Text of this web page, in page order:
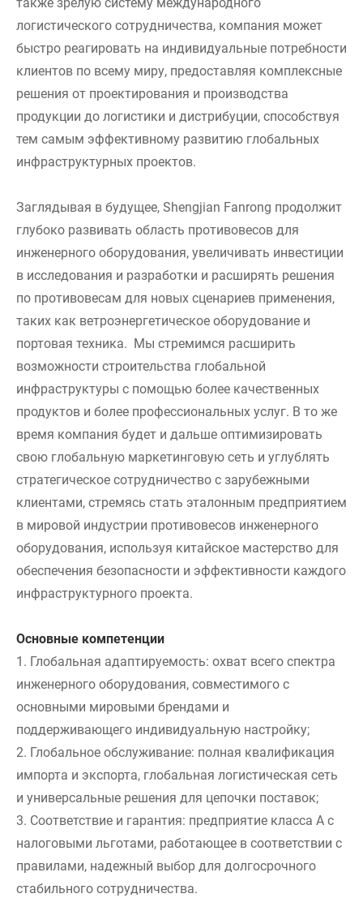
логистического сотрудничества, компания может
быстро реагировать на индивидуальные потребности
клиентов по всему миру, предоставляя комплексные
решения от проектирования и производства
продукции до логистики и дистрибуции, способствуя
тем самым эффективному развитию глобальных
инфраструктурных проектов.
Заглядывая в будущее, Shengjian Fanrong продолжит
глубоко развивать область противовесов для
инженерного оборудования, увеличивать инвестиции
в исследования и разработки и расширять решения
по противовесам для новых сценариев применения,
таких как ветроэнергетическое оборудование и
портовая техника. Мы стремимся расширить
возможности строительства глобальной
инфраструктуры с помощью более качественных
продуктов и более профессиональных услуг. В то же
время компания будет и дальше оптимизировать
свою глобальную маркетинговую сеть и углублять
стратегическое сотрудничество с зарубежными
клиентами, стремясь стать эталонным предприятием
в мировой индустрии противовесов инженерного
оборудования, используя китайское мастерство для
обеспечения безопасности и эффективности каждого
инфраструктурного проекта.
Основные компетенции
1. Глобальная адаптируемость: охват всего спектра
инженерного оборудования, совместимого с
основными мировыми брендами и
поддерживающего индивидуальную настройку;
2. Глобальное обслуживание: полная квалификация
импорта и экспорта, глобальная логистическая сеть
и универсальные решения для цепочки поставок;
3. Соответствие и гарантия: предприятие класса А с
налоговыми льготами, работающее в соответствии с
правилами, надежный выбор для долгосрочного
стабильного сотрудничества.